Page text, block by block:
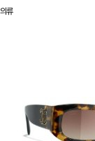
의류